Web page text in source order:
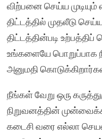
விற்பனை செய்ய முடியும்
திட்டத்தில் முதலீடு
திட்டத்தின்படி
உங்களையே பொறுப்பாக
அனுமதி
நீங்கள் வேறு ஒரு
நிறுவனத்தின்
கடைசி வரை எல்லா